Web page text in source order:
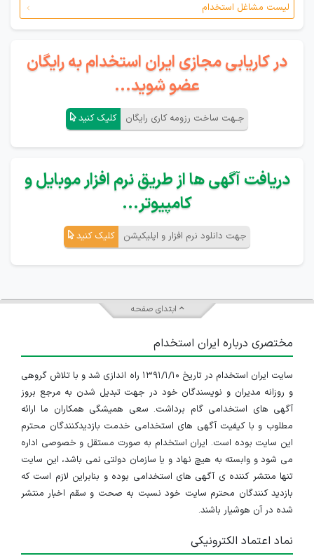
لیست مشاغل استخدام
در کاریابی مجازی ایران استخدام به رایگان
عضو شوید...
جـهت ساخت رزومه کاری رایگان کلیک کنید
دریافت آگهی ها از طریق نرم افزار موبایل و
کامپیوتر...
جهت دانلود نرم افزار و اپلیکیشن کلیک کنید
ابتدای صفحه
مختصری درباره ایران استخدام
سایت ایران استخدام در تاریخ ۱۳۹۱/۱/۱۰ راه اندازی شد و با تلاش گروهی
و روزانه مدیران و نویسندگان خود در جهت تبدیل شدن به مرجع بروز
آگهی های استخدامی گام برداشت. سعی همیشگی همکاران ما ارائه
مطلوب و با کیفیت آگهی های استخدامی خدمت بازدیدکنندگان محترم
این سایت بوده است. ایران استخدام به صورت مستقل و خصوصی اداره
می شود و وابسته به هیچ نهاد و یا سازمان دولتی نمی باشد، این سایت
تنها منتشر کننده ی آگهی های استخدامی بوده و بنابراین لازم است که
بازدید کنندگان محترم سایت خود نسبت به صحت و سقم اخبار منتشر
شده در آن هوشیار باشند.
نماد اعتماد الکترونیکی